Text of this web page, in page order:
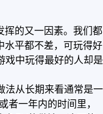
挥的又一因素。我们都
水平都不差，可玩得好
戏中玩得最好的人却是
法从长期来看通常是一
者一年内的时间里，